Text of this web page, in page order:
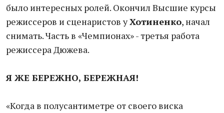
было интересных ролей. Окончил Высшие курсы
режиссеров и сценаристов уХотиненко, начал
снимать. Часть в «Чемпионах» - третья работа
режиссера Дюжева.
Я ЖЕ БЕРЕЖНО, БЕРЕЖНАЯ!
«Когда в полусантиметре от своего виска